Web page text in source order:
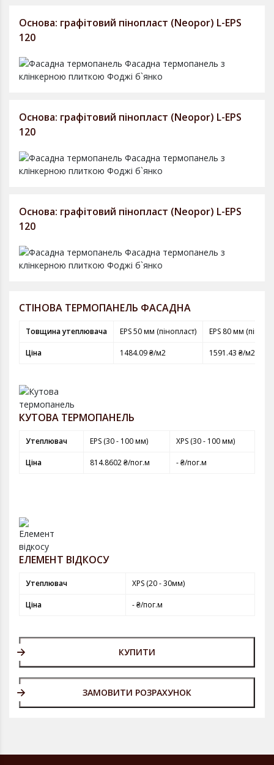
Основа: графітовий пінопласт (Neopor) L-EPS
120
Основа: графітовий пінопласт (Neopor) L-EPS
120
Основа: графітовий пінопласт (Neopor) L-EPS
120
СТІНОВА ТЕРМОПАНЕЛЬ ФАСАДНА
Товщина утеплювача EPS 50 мм (пінопласт) EPS 80 мм
Ціна 1484.09 ₴/м2 1591.43 ₴/м2
КУТОВА ТЕРМОПАНЕЛЬ
Утеплювач EPS (30 - 100 мм) XPS (30 - 100 мм)
Ціна 814.8602 ₴/пог.м - ₴/пог.м
ЕЛЕМЕНТ ВІДКОСУ
Утеплювач XPS (20 - 30мм)
Ціна - ₴/пог.м
КУПИТИ
ЗАМОВИТИ РОЗРАХУНОК